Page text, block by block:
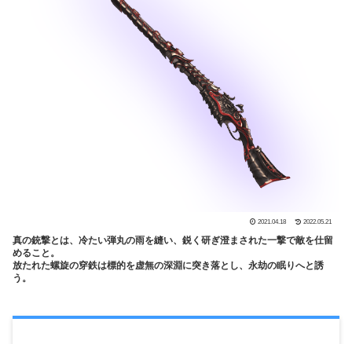
2021.04.18 2022.05.21
真の銃撃とは、冷たい弾丸の雨を縫い、鋭く研ぎ澄まされた一撃で敵を仕留
めること。
放たれた螺旋の穿鉄は標的を虚無の深淵に突き落とし、永劫の眠りへと誘
う。